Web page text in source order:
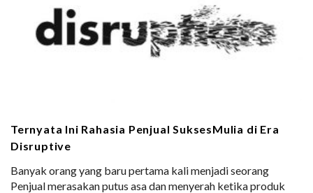
Ternyata Ini Rahasia Penjual SuksesMulia di Era
Disruptive
Banyak orang yang baru pertama kali menjadi seorang
Penjual merasakan putus asa dan menyerah ketika produk